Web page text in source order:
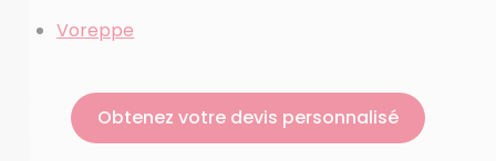
Voreppe
Obtenez votre devis personnalisé